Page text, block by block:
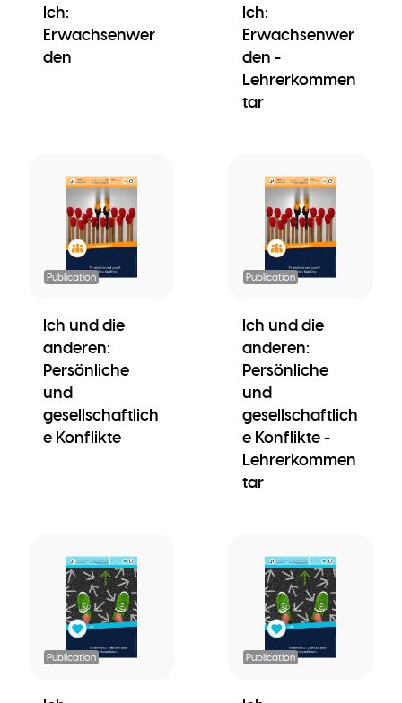
Ich:
Erwachsenwer
den
Ich:
Erwachsenwer
den -
Lehrerkommen
tar
Publication
Ich und die
anderen:
Persönliche
und
gesellschaftlich
e Konflikte
Publication
Ich und die
anderen:
Persönliche
und
gesellschaftlich
e Konflikte -
Lehrerkommen
tar
Publication Publication